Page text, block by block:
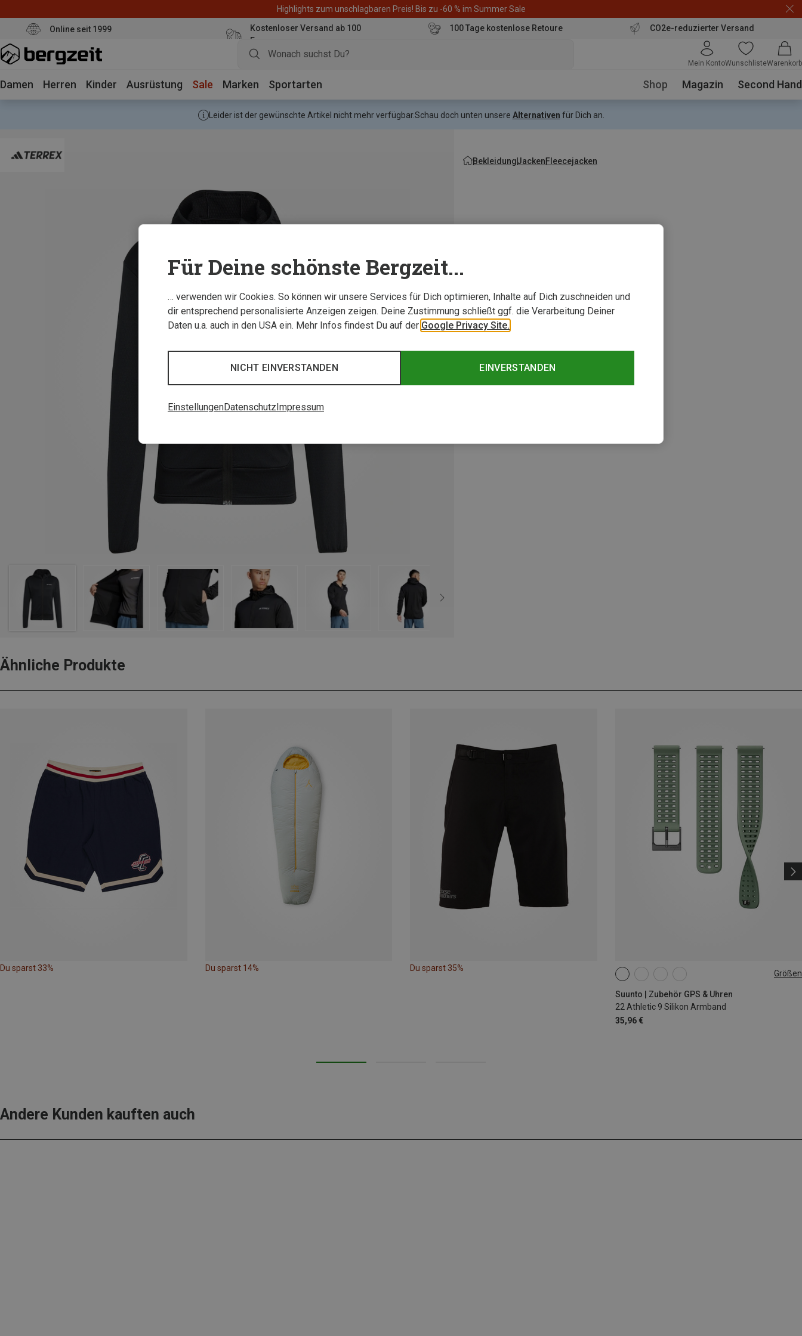
Highlights zum unschlagbaren Preis! Bis zu -60 % im Summer Sale
Online seit 1999
Kostenloser Versand ab 100
Euro
100 Tage kostenlose Retoure CO2e-reduzierter Versand
Mein KontoWunschlisteWarenkorb
Damen Herren Kinder Ausrüstung Sale Marken Sportarten Shop Magazin Second Hand
Leider ist der gewünschte Artikel nicht mehr verfügbar.Schau doch unten unsere Alternativen für Dich an.
BekleidungJackenFleecejacken
Ähnliche Produkte
Du sparst 33% Du sparst 14% Du sparst 35%
Größen
Suunto | Zubehör GPS & Uhren
22 Athletic 9 Silikon Armband
35,96 €
S+M
Andere Kunden kauften auch
Für Deine schönste Bergzeit...
… verwenden wir Cookies. So können wir unsere Services für Dich optimieren, Inhalte auf Dich zuschneiden und
dir entsprechend personalisierte Anzeigen zeigen. Deine Zustimmung schließt ggf. die Verarbeitung Deiner
Daten u.a. auch in den USA ein. Mehr Infos findest Du auf der Google Privacy Site.
EINVERSTANDEN
NICHT EINVERSTANDEN
EinstellungenDatenschutzImpressum